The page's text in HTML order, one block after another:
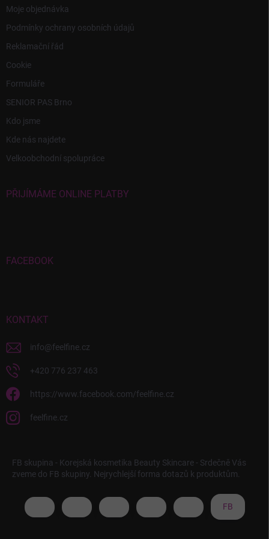
Moje objednávka
Podmínky ochrany osobních údajů
Reklamační řád
Cookie
Formuláře
SENIOR PAS Brno
Kdo jsme
Kde nás najdete
Velkoobchodní spolupráce
PŘIJÍMÁME ONLINE PLATBY
FACEBOOK
KONTAKT
info@feelfine.cz
+420 776 237 463
https://www.facebook.com/feelfine.cz
feelfine.cz
FB skupina - Korejská kosmetika Beauty Skincare - Srdečně Vás
zveme do FB skupiny. Nejrychlejší forma dotazů k produktům.
FB